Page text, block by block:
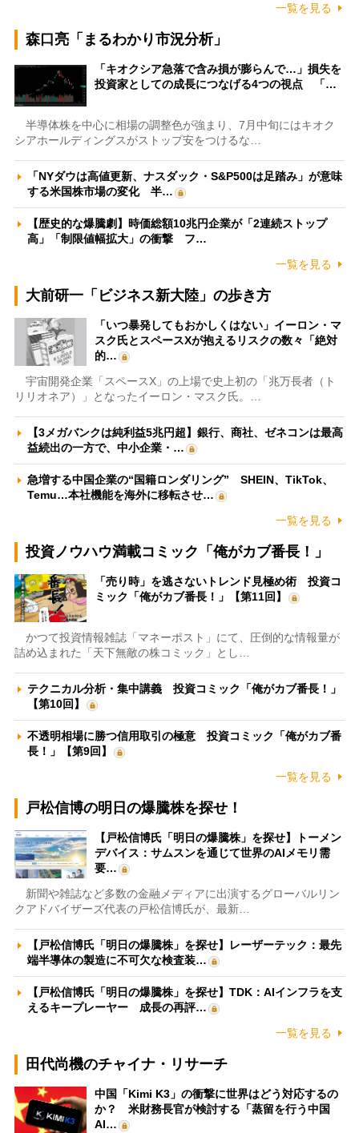
一覧を見る
森口亮「まるわかり市況分析」
「キオクシア急落で含み損が膨らんで…」損失を
投資家としての成長につなげる4つの視点 「…
半導体株を中心に相場の調整色が強まり、7月中旬にはキオク
シアホールディングスがストップ安をつけるな…
「NYダウは高値更新、ナスダック・S&P500は足踏み」が意味
する米国株市場の変化 半…
【歴史的な爆騰劇】時価総額10兆円企業が「2連続ストップ
高」「制限値幅拡大」の衝撃 フ…
一覧を見る
大前研一「ビジネス新大陸」の歩き方
「いつ暴発してもおかしくはない」イーロン・マ
スク氏とスペースXが抱えるリスクの数々「絶対
的…
宇宙開発企業「スペースX」の上場で史上初の「兆万長者（ト
リリオネア）」となったイーロン・マスク氏。…
【3メガバンクは純利益5兆円超】銀行、商社、ゼネコンは最高
益続出の一方で、中小企業・…
急増する中国企業の“国籍ロンダリング” SHEIN、TikTok、
Temu…本社機能を海外に移転させ…
一覧を見る
投資ノウハウ満載コミック「俺がカブ番長！」
「売り時」を逃さないトレンド見極め術 投資コ
ミック「俺がカブ番長！」【第11回】
かつて投資情報雑誌「マネーポスト」にて、圧倒的な情報量が
詰め込まれた「天下無敵の株コミック」とし…
テクニカル分析・集中講義 投資コミック「俺がカブ番長！」
【第10回】
不透明相場に勝つ信用取引の極意 投資コミック「俺がカブ番
長！」【第9回】
一覧を見る
戸松信博の明日の爆騰株を探せ！
【戸松信博氏「明日の爆騰株」を探せ】トーメン
デバイス：サムスンを通じて世界のAIメモリ需
要…
新聞や雑誌など多数の金融メディアに出演するグローバルリン
クアドバイザーズ代表の戸松信博氏が、最新…
【戸松信博氏「明日の爆騰株」を探せ】レーザーテック：最先
端半導体の製造に不可欠な検査装…
【戸松信博氏「明日の爆騰株」を探せ】TDK：AIインフラを支
えるキープレーヤー 成長の再評…
一覧を見る
田代尚機のチャイナ・リサーチ
中国「Kimi K3」の衝撃に世界はどう対応するの
か？ 米財務長官が検討する「蒸留を行う中国
AI…